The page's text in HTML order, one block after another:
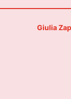
Giulia